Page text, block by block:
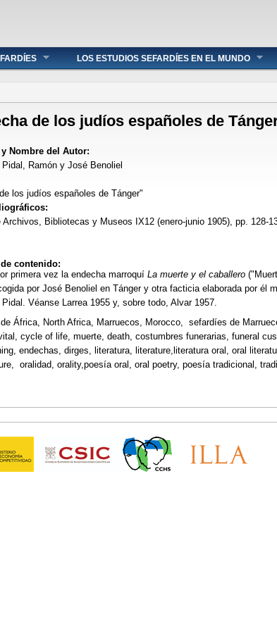
LOS ESTUDIOS SEFARDÍES EN EL MUNDO
usted aquí
de los judíos españoles de
Nombre del Autor:
Pidal, Ramón y José Benoliel
los judíos españoles de Tánger"
Archivos, Bibliotecas y Museos IX12 (enero-junio 1905), pp. 128-
contenido:
primera vez la endecha marroquí La muerte y el caballero
por José Benoliel en Tánger y otra facticia elaborada por él
Véanse Larrea 1955 y, sobre todo, Alvar 1957.
de África, North Africa, Marruecos, Morocco, sefardíes de
cycle of life, muerte, death, costumbres funerarias, funeral
endechas, dirges, literatura, literature,literatura oral, oral
oralidad, orality,poesía oral, oral poetry, poesía tradicional,